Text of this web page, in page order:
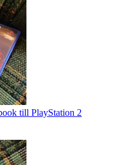
till PlayStation 2